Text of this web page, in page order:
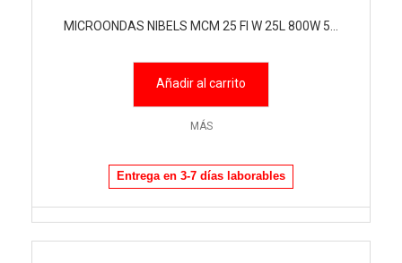
MICROONDAS NIBELS MCM 25 FI W 25L 800W 5...
Añadir al carrito
MÁS
Entrega en 3-7 días laborables